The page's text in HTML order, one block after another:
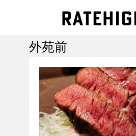
FEATURE
外苑前